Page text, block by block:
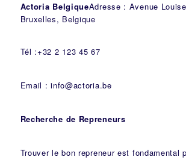
Actoria BelgiqueAdresse : Avenue
Bruxelles, Belgique
Tél :+32 2 123 45 67
Email : info@actoria.be
Recherche de Repreneurs
Trouver le bon repreneur est fondamental